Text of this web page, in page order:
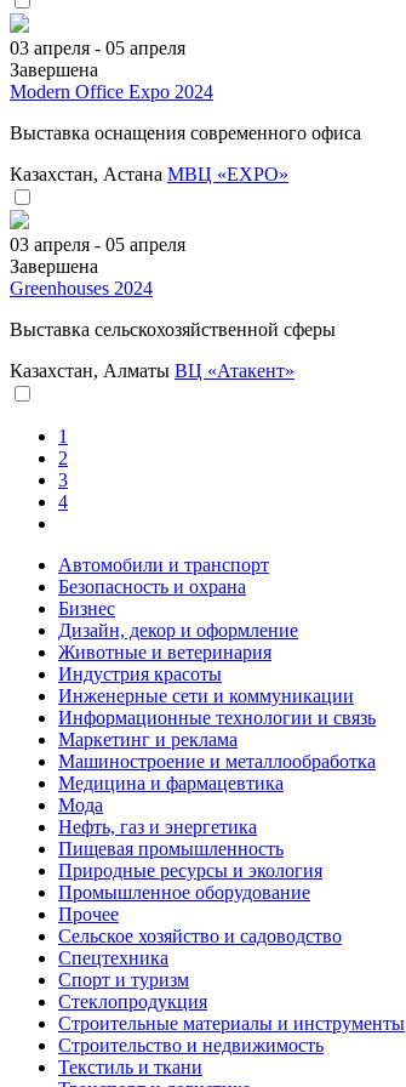
03 апреля - 05 апреля
Завершена
Modern Office Expo 2024
Выставка оснащения современного офиса
Казахстан, Астана МВЦ «EXPO»
03 апреля - 05 апреля
Завершена
Greenhouses 2024
Выставка сельскохозяйственной сферы
Казахстан, Алматы ВЦ «Атакент»
1
2
3
4
Автомобили и транспорт
Безопасность и охрана
Бизнес
Дизайн, декор и оформление
Животные и ветеринария
Индустрия красоты
Инженерные сети и коммуникации
Информационные технологии и связь
Маркетинг и реклама
Машиностроение и металлообработка
Медицина и фармацевтика
Мода
Нефть, газ и энергетика
Пищевая промышленность
Природные ресурсы и экология
Промышленное оборудование
Прочее
Сельское хозяйство и садоводство
Спецтехника
Спорт и туризм
Стеклопродукция
Строительные материалы и инструменты
Строительство и недвижимость
Текстиль и ткани